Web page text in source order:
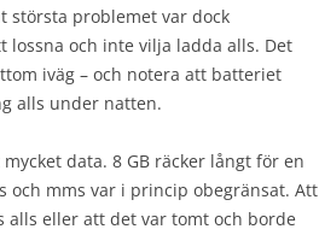
största problemet var dock
lossna och inte vilja ladda alls. Det
iväg – och notera att batteriet
alls under natten.
data. 8 GB räcker långt för en
och mms var i princip obegränsat. Att
eller att det var tomt och borde